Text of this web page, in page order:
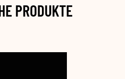
PRODUKTE